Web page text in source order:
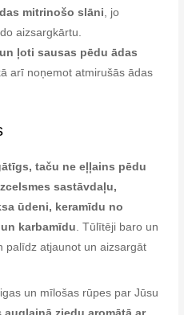
mitrinošo slāni, jo
aizsargkārtu.
ļoti sausas pēdu ādas
arī noņemot atmirušās ādas
taču ne eļļains pēdu
sastāvdaļu,
ūdeni, keramīdu no
karbamīdu . Tūlītēji baro un
palīdz atjaunot un aizsargāt
un mīlošas rūpes par Jūsu